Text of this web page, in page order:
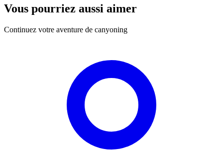
Vous pourriez aussi aimer
Continuez votre aventure de canyoning